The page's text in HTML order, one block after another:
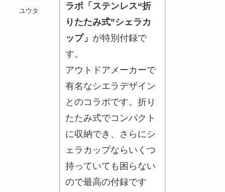
ユウタ
ラボ「ステンレス“折
りたたみ式”シェラカ
ップ」 が特別付録で
す。
アウトドアメーカーで
有名なシエラデザイン
とのコラボです。折り
たたみ式でコンパクト
に収納でき、さらにシ
ェラカップならいくつ
持っていても困らない
ので最高の付録です